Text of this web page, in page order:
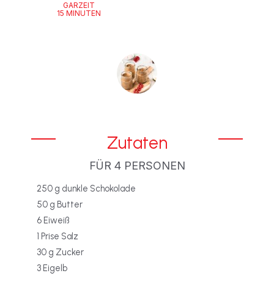
GARZEIT
15 MINUTEN
Zutaten
FÜR 4 PERSONEN
250 g dunkle Schokolade
50 g Butter
6 Eiweiß
1 Prise Salz
30 g Zucker
3 Eigelb